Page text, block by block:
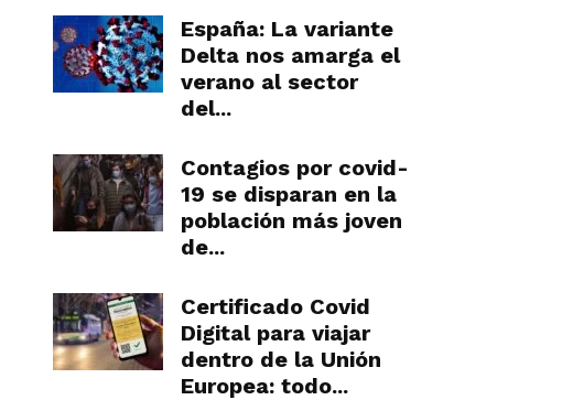
España: La variante
Delta nos amarga el
verano al sector
del...
Contagios por covid-
19 se disparan en la
población más joven
de...
Certificado Covid
Digital para viajar
dentro de la Unión
Europea: todo...